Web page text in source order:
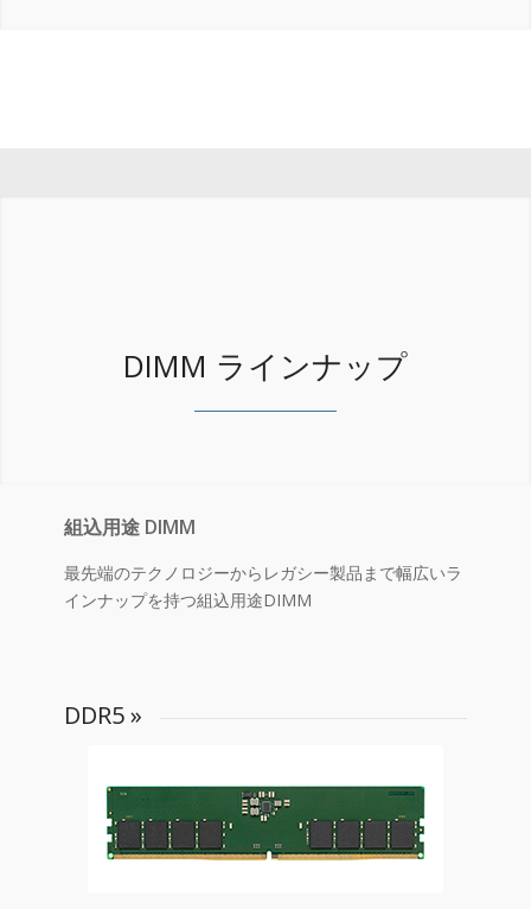
DIMM ラインナップ
組込用途 DIMM
最先端のテクノロジーからレガシー製品まで幅広いラ
インナップを持つ組込用途DIMM
DDR5»